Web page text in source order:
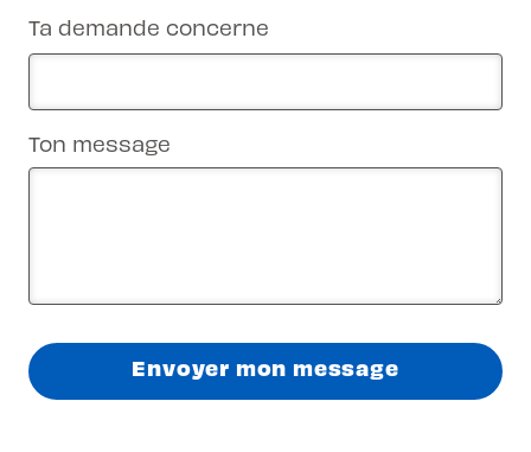
Ta demande concerne
Ton message
Envoyer mon message